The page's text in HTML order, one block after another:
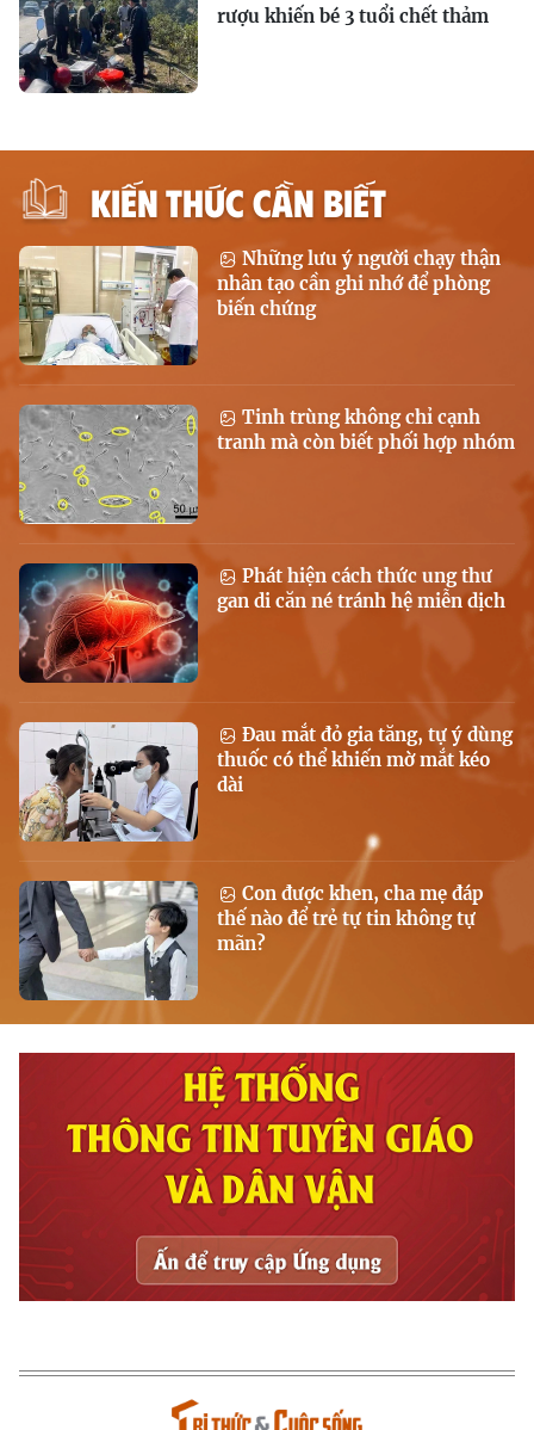
rượu khiến bé 3 tuổi chết thảm
KIẾN THỨC CẦN BIẾT
Những lưu ý người chạy thận
nhân tạo cần ghi nhớ để phòng
biến chứng
Tinh trùng không chỉ cạnh
tranh mà còn biết phối hợp nhóm
Phát hiện cách thức ung thư
gan di căn né tránh hệ miễn dịch
Đau mắt đỏ gia tăng, tự ý dùng
thuốc có thể khiến mờ mắt kéo
dài
Con được khen, cha mẹ đáp
thế nào để trẻ tự tin không tự
mãn?